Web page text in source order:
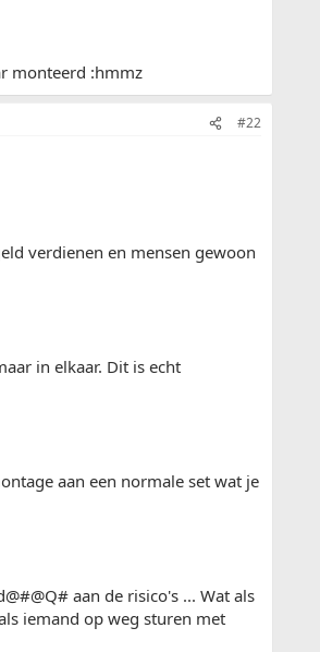
monteerd :hmmz
#22
verdienen en mensen gewoon
in elkaar. Dit is echt
aan een normale set wat je
aan de risico's ... Wat als
iemand op weg sturen met